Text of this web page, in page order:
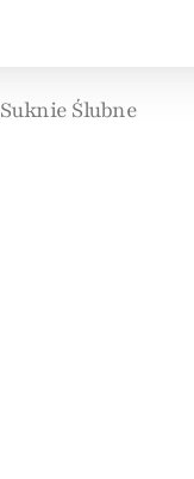
Suknie Ślubne